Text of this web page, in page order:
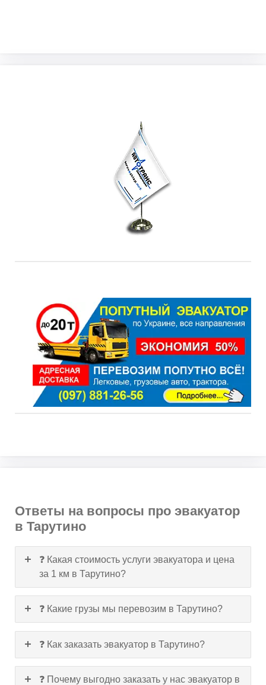
Ответы на вопросы про эвакуатор
в Тарутино
❓ Какая стоимость услуги эвакуатора и цена
за 1 км в Тарутино?
❓ Какие грузы мы перевозим в Тарутино?
❓ Как заказать эвакуатор в Тарутино?
❓ Почему выгодно заказать у нас эвакуатор в